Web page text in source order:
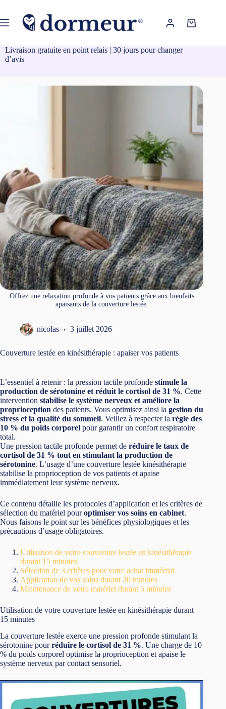
contenu
Panier
Livraison gratuite en point relais | 30 jours pour changer
d’avis
Offrez une relaxation profonde à vos patients grâce aux bienfaits
apaisants de la couverture lestée.
nicolas 3 juillet 2026
Couverture lestée en kinésithérapie : apaiser vos patients
L’essentiel à retenir : la pression tactile profonde stimule la
production de sérotonine et réduit le cortisol de 31 %. Cette
intervention stabilise le système nerveux et améliore la
proprioception des patients. Vous optimisez ainsi la gestion du
stress et la qualité du sommeil. Veillez à respecter la règle des
10 % du poids corporel pour garantir un confort respiratoire
total.
Une pression tactile profonde permet de réduire le taux de
cortisol de 31 % tout en stimulant la production de
sérotonine. L’usage d’une couverture lestée kinésithérapie
stabilise la proprioception de vos patients et apaise
immédiatement leur système nerveux.
Ce contenu détaille les protocoles d’application et les critères de
sélection du matériel pouroptimiser vos soins en cabinet.
Nous faisons le point sur les bénéfices physiologiques et les
précautions d’usage obligatoires.
Utilisation de votre couverture lestée en kinésithérapie
durant 15 minutes
Sélection de 3 critères pour votre achat immédiat
Application de vos soins durant 20 minutes
Maintenance de votre matériel durant 5 minutes
Utilisation de votre couverture lestée en kinésithérapie durant
15 minutes
La couverture lestée exerce une pression profonde stimulant la
sérotonine pourréduire le cortisol de 31 %. Une charge de 10
% du poids corporel optimise la proprioception et apaise le
système nerveux par contact sensoriel.